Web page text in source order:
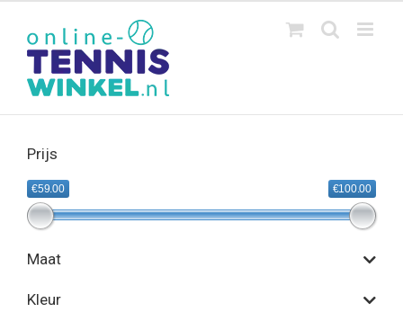
inhoud
Prijs
€59.00 €100.00
Maat
Kleur